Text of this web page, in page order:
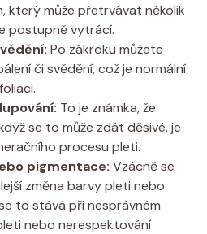
který může přetrvávat několik
postupně vytrácí.
Po zákroku můžete
či svědění, což je normální
To je známka, že
se to může zdát děsivé, je
procesu pleti.
pigmentace: Vzácně se
změna barvy pleti nebo
to stává při nesprávném
nebo nerespektování